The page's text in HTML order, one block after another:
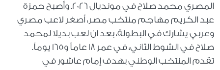
المصري محمد صلاح في مونديال 2026. وأصبح حمزة
عبد الكريم مهاجم منتخب مصر، أصغر لاعب مصري
وعربي يشارك في البطولة، بعد ان لعب بديلا لمحمد
صلاح في الشوط الثاني، في عمر 18 عاماً و165 يوماً.
تقدم المنتخب الوطني بهدف إمام عاشور في